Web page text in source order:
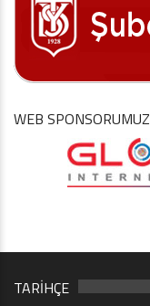
WEB SPONSORUMUZ
TARİHÇE